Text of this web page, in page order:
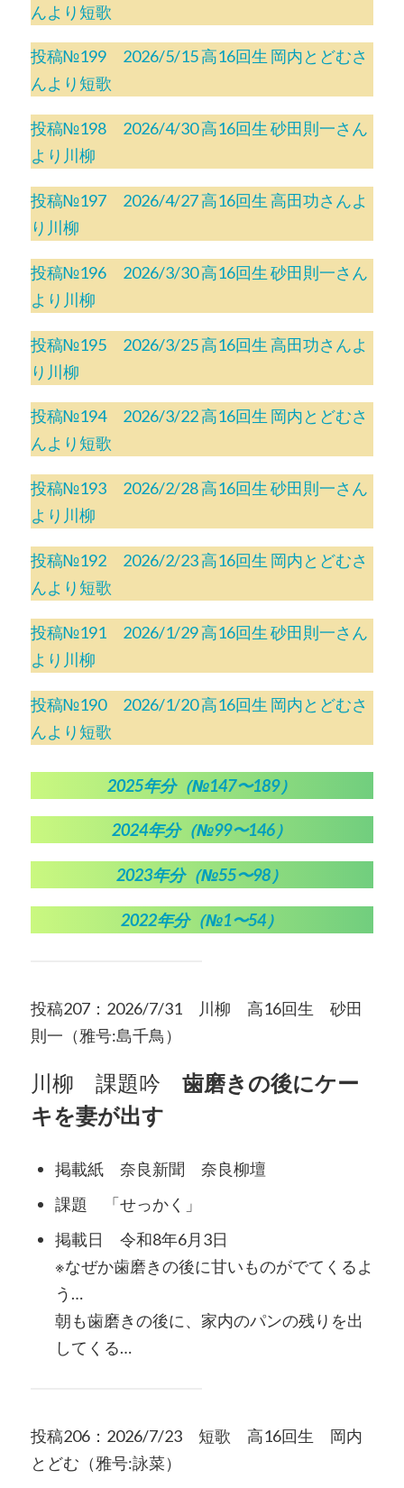
んより短歌
投稿№199 2026/5/15 高16回生 岡内とどむさ
んより短歌
投稿№198 2026/4/30 高16回生 砂田則一さん
より川柳
投稿№197 2026/4/27 高16回生 高田功さんよ
り川柳
投稿№196 2026/3/30 高16回生 砂田則一さん
より川柳
投稿№195 2026/3/25 高16回生 高田功さんよ
り川柳
投稿№194 2026/3/22 高16回生 岡内とどむさ
んより短歌
投稿№193 2026/2/28 高16回生 砂田則一さん
より川柳
投稿№192 2026/2/23 高16回生 岡内とどむさ
んより短歌
投稿№191 2026/1/29 高16回生 砂田則一さん
より川柳
投稿№190 2026/1/20 高16回生 岡内とどむさ
んより短歌
2025年分（№147〜189）
2024年分（№99〜146）
2023年分（№55〜98）
2022年分（№1〜54）
投稿207：2026/7/31 川柳 高16回生 砂田
則一（雅号:島千鳥）
川柳 課題吟 歯磨きの後にケー
キを妻が出す
掲載紙 奈良新聞 奈良柳壇
課題 「せっかく」
掲載日 令和8年6月3日
※なぜか歯磨きの後に甘いものがでてくるよ
う…
朝も歯磨きの後に、家内のパンの残りを出
してくる…
投稿206：2026/7/23 短歌 高16回生 岡内
とどむ（雅号:詠菜）